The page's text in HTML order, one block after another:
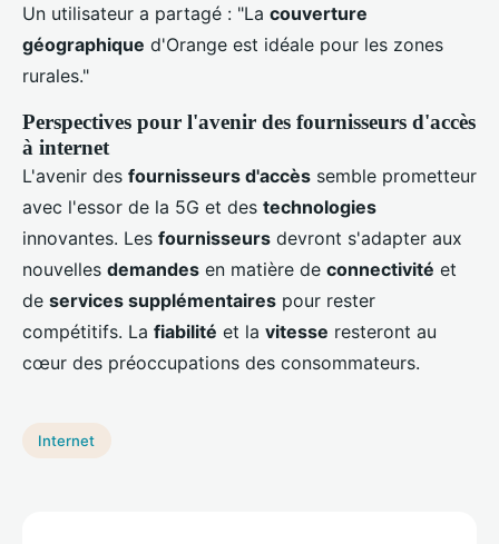
Un utilisateur a partagé : "La couverture
géographique d'Orange est idéale pour les zones
rurales."
Perspectives pour l'avenir des fournisseurs d'accès
à internet
L'avenir des fournisseurs d'accès semble prometteur
avec l'essor de la 5G et des technologies
innovantes. Les fournisseurs devront s'adapter aux
nouvelles demandes en matière de connectivité et
de services supplémentaires pour rester
compétitifs. La fiabilité et la vitesse resteront au
cœur des préoccupations des consommateurs.
Internet